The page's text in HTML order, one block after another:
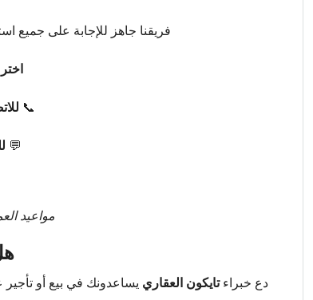
فريقنا جاهز للإجابة على جميع
📞
💬
مواعيد العمل:
دع خبراءتايكون العقاري يساعدونك في بيع أو